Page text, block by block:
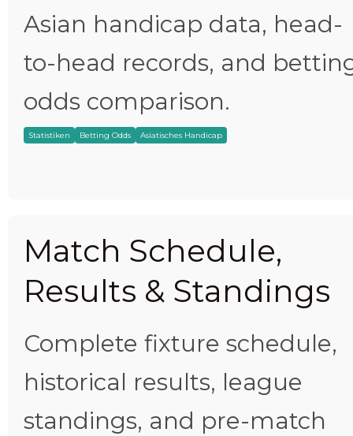
Asian handicap data, head-
to-head records, and
odds comparison.
Statistiken Betting Odds Asiatisches Handicap
Match Schedule,
Results & Standings
Complete fixture schedule,
historical results, league
standings, and pre-match